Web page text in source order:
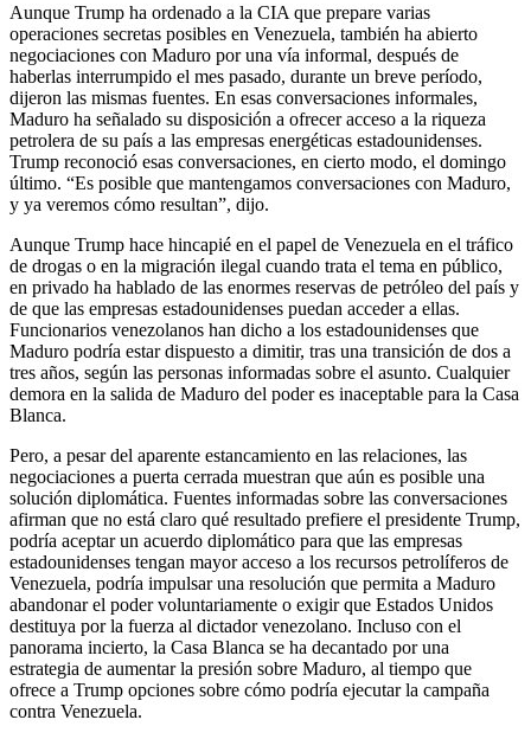
Aunque Trump ha ordenado a la CIA que prepare varias
operaciones secretas posibles en Venezuela, también ha abierto
negociaciones con Maduro por una vía informal, después de
haberlas interrumpido el mes pasado, durante un breve período,
dijeron las mismas fuentes. En esas conversaciones informales,
Maduro ha señalado su disposición a ofrecer acceso a la riqueza
petrolera de su país a las empresas energéticas estadounidenses.
Trump reconoció esas conversaciones, en cierto modo, el domingo
último. “Es posible que mantengamos conversaciones con Maduro,
y ya veremos cómo resultan”, dijo.
Aunque Trump hace hincapié en el papel de Venezuela en el tráfico
de drogas o en la migración ilegal cuando trata el tema en público,
en privado ha hablado de las enormes reservas de petróleo del país y
de que las empresas estadounidenses puedan acceder a ellas.
Funcionarios venezolanos han dicho a los estadounidenses que
Maduro podría estar dispuesto a dimitir, tras una transición de dos a
tres años, según las personas informadas sobre el asunto. Cualquier
demora en la salida de Maduro del poder es inaceptable para la Casa
Blanca.
Pero, a pesar del aparente estancamiento en las relaciones, las
negociaciones a puerta cerrada muestran que aún es posible una
solución diplomática. Fuentes informadas sobre las conversaciones
afirman que no está claro qué resultado prefiere el presidente Trump,
podría aceptar un acuerdo diplomático para que las empresas
estadounidenses tengan mayor acceso a los recursos petrolíferos de
Venezuela, podría impulsar una resolución que permita a Maduro
abandonar el poder voluntariamente o exigir que Estados Unidos
destituya por la fuerza al dictador venezolano. Incluso con el
panorama incierto, la Casa Blanca se ha decantado por una
estrategia de aumentar la presión sobre Maduro, al tiempo que
ofrece a Trump opciones sobre cómo podría ejecutar la campaña
contra Venezuela.